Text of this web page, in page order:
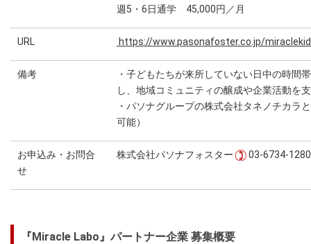
週5・6日通学 45,000円／月
URL https://www.pasonafoster.co.jp/
備考
・子どもたちが来所していない日中の時間
し、地域コミュニティの醸成や企業活動を
・パソナグループの株式会社タネノチカ
可能）
お申込み・お問合
せ
株式会社パソナフォスター 03-6734-1280
『Miracle Labo』パートナー企業 募集概要